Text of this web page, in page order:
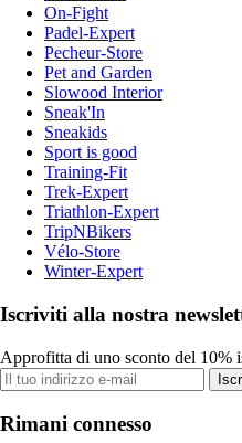
On-Fight
Padel-Expert
Pecheur-Store
Pet and Garden
Slowood Interior
Sneak'In
Sneakids
Sport is good
Training-Fit
Trek-Expert
Triathlon-Expert
TripNBikers
Vélo-Store
Winter-Expert
Iscriviti alla nostra
Approfitta di uno sconto del 10%
Rimani connesso